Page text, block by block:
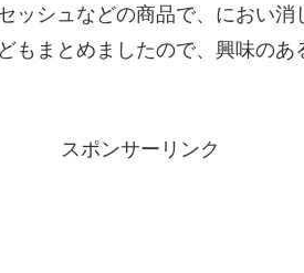
ッシュなどの商品で、におい消
もまとめましたので、興味のあ
スポンサーリンク